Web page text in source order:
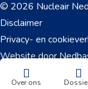
Over ons
© 2026 Nucleair
Disclaimer
Privacy- en
Website door